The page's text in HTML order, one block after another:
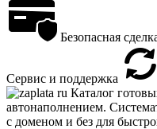
Безопасная
Сервис и поддержка
Каталог
автонаполнением.
с доменом и без для